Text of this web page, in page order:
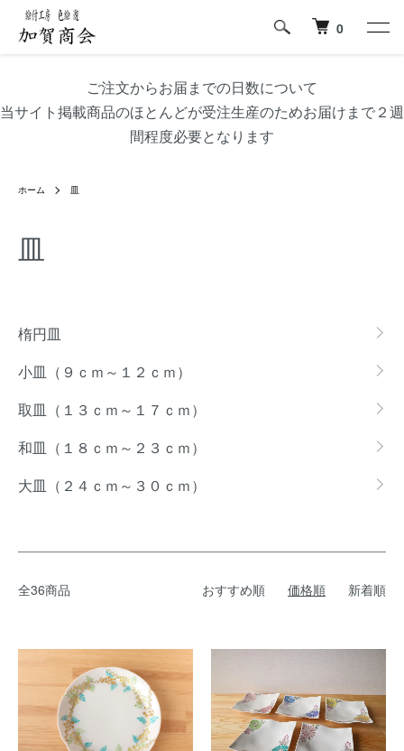
0
ご注文からお届までの日数について
当サイト掲載商品のほとんどが受注生産のためお届けまで２週
間程度必要となります
ホーム 皿
皿
楕円皿
小皿（９ｃｍ～１２ｃｍ）
取皿（１３ｃｍ～１７ｃｍ）
和皿（１８ｃｍ～２３ｃｍ）
大皿（２４ｃｍ～３０ｃｍ）
全36商品 おすすめ順 価格順 新着順